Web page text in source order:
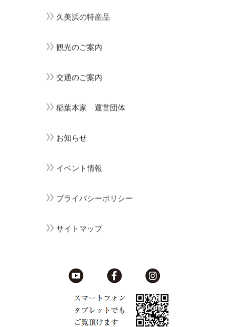
久美浜の特産品
観光のご案内
交通のご案内
稲葉本家 運営団体
お知らせ
イベント情報
プライバシーポリシー
サイトマップ